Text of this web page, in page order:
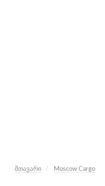
მთავარი Moscow Cargo